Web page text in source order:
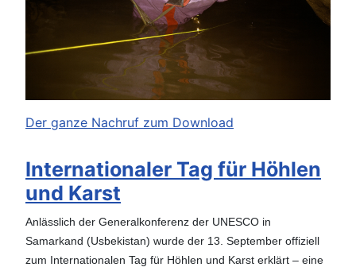
Der ganze Nachruf zum Download
Internationaler Tag für Höhlen
und Karst
Anlässlich der Generalkonferenz der UNESCO in
Samarkand (Usbekistan) wurde der 13. September offiziell
zum Internationalen Tag für Höhlen und Karst erklärt – eine